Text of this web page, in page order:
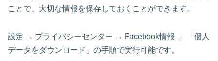
ことで、大切な情報を保存しておくことができます。
設定 → プライバシーセンター → Facebook情報 → 「個人
データをダウンロード」の手順で実行可能です。